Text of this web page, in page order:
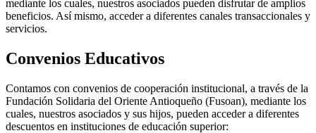
mediante los cuales, nuestros asociados pueden disfrutar de amplios
beneficios. Así mismo, acceder a diferentes canales transaccionales y
servicios.
Convenios Educativos
Contamos con convenios de cooperación institucional, a través de la
Fundación Solidaria del Oriente Antioqueño (Fusoan), mediante los
cuales, nuestros asociados y sus hijos, pueden acceder a diferentes
descuentos en instituciones de educación superior: